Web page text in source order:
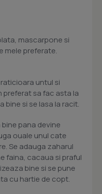
mascarpone si
mele preferate.
untul si
preferat sa fac asta la
bine si se lasa la racit.
pana devine
ouale unul cate
Se adauga zaharul
faina, cacaua si praful
bine si se pune
cu hartie de copt.